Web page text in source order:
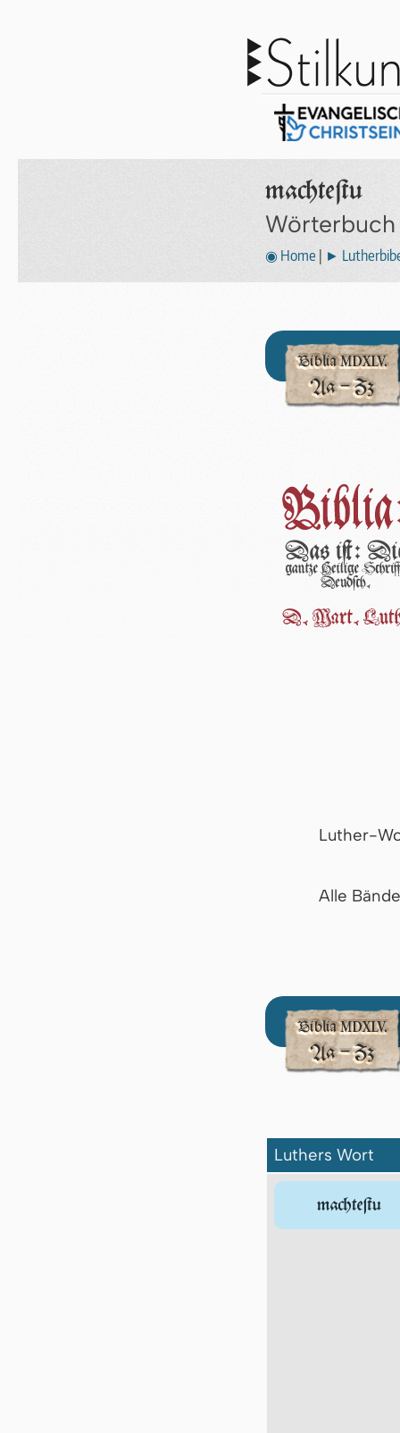
machteſtu
◉ Home ►
Luther-
Alle
Luthers Wort
machteſtu